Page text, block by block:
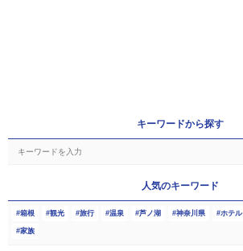
キーワードから探す
人気のキーワード
箱根 観光 旅行 温泉 芦ノ湖 神奈川県 ホテル
家族